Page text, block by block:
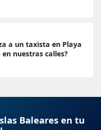
a un taxista en Playa
nuestras calles?
Baleares en tu